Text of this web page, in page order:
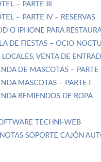
– PARTE III
– PARTE IV – RESERVAS
O IPHONE PARA
DE FIESTAS – OCIO
LOCALES, VENTA DE
DE MASCOTAS – PARTE II
MASCOTAS – PARTE I
REMIENDOS DE ROPA
TECHNI-WEB
SOPORTE CAJÓN